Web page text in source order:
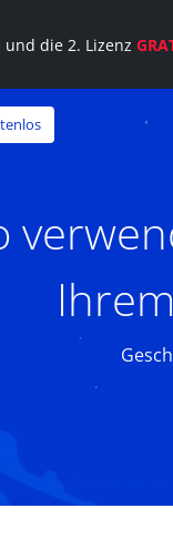
und die 2. Lizenz